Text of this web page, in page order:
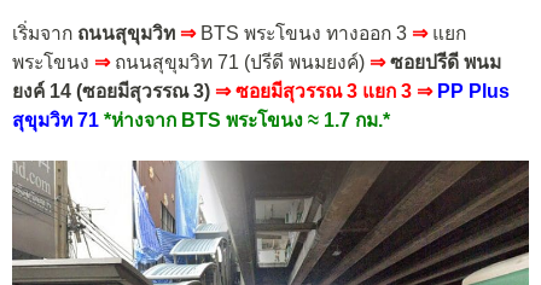
เริ่มจาก ถนนสุขุมวิท ⇒BTS พระโขนง ทางออก 3 ⇒แยก
พระโขนง ⇒ ถนนสุขุมวิท 71 (ปรีดี พนมยงค์) ⇒ซอยปรีดี พนม
ยงค์ 14 (ซอยมีสุวรรณ 3) ⇒ ซอยมีสุวรรณ 3 แยก 3 ⇒ PP Plus
สุขุมวิท 71 *ห่างจาก BTS พระโขนง ≈ 1.7 กม.*